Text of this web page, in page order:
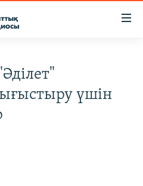
үшін